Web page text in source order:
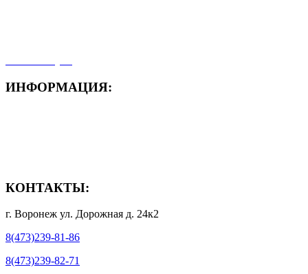
ИНФОРМАЦИЯ:
КОНТАКТЫ:
г. Воронеж ул. Дорожная д. 24к2
8(473)239-81-86
8(473)239-82-71